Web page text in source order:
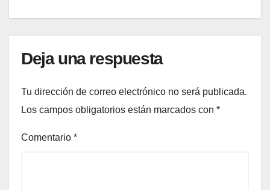
Deja una respuesta
Tu dirección de correo electrónico no será publicada.
Los campos obligatorios están marcados con *
Comentario *